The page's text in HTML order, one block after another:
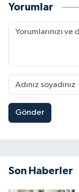
Yorumlar
Gönder
Son Haberler